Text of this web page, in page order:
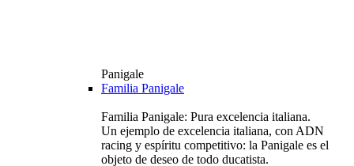
Panigale
Familia Panigale
Familia Panigale: Pura excelencia italiana.
Un ejemplo de excelencia italiana, con ADN
racing y espíritu competitivo: la Panigale es el
objeto de deseo de todo ducatista.